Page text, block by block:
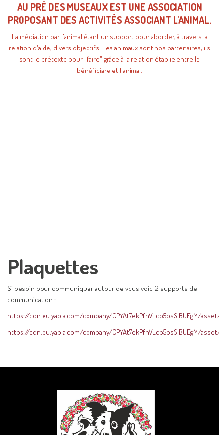
AU PRÉ DES MUSEAUX EST UNE ASSOCIATION
PROPOSANT DES ACTIVITÉS ASSOCIANT L'ANIMAL.
La médiation par l'animal étant un support pour aborder, à travers la
relation d'aide, divers objectifs. Les animaux sont nos partenaires, ils
sont le prétexte pour "faire" grâce à la relation établie entre le
bénéficiare et l'animal.
Plaquettes
Si besoin pour communiquer autour de vous voici 2 supports de
communication :
https://cdn.eu.yapla.com/company/CPYAt7ekPfnVLcb5osSlBUEgM/
https://cdn.eu.yapla.com/company/CPYAt7ekPfnVLcb5osSlBUEgM/